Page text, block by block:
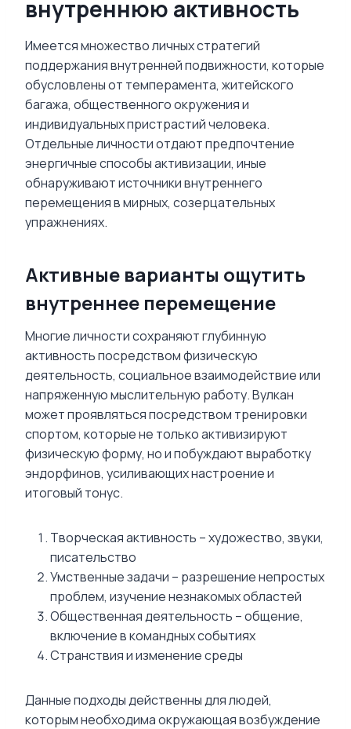
внутреннюю активность
Имеется множество личных стратегий
поддержания внутренней подвижности, которые
обусловлены от темперамента, житейского
багажа, общественного окружения и
индивидуальных пристрастий человека.
Отдельные личности отдают предпочтение
энергичные способы активизации, иные
обнаруживают источники внутреннего
перемещения в мирных, созерцательных
упражнениях.
Активные варианты ощутить
внутреннее перемещение
Многие личности сохраняют глубинную
активность посредством физическую
деятельность, социальное взаимодействие или
напряженную мыслительную работу. Вулкан
может проявляться посредством тренировки
спортом, которые не только активизируют
физическую форму, но и побуждают выработку
эндорфинов, усиливающих настроение и
итоговый тонус.
Творческая активность – художество, звуки,
писательство
Умственные задачи – разрешение непростых
проблем, изучение незнакомых областей
Общественная деятельность – общение,
включение в командных событиях
Странствия и изменение среды
Данные подходы действенны для людей,
которым необходима окружающая возбуждение